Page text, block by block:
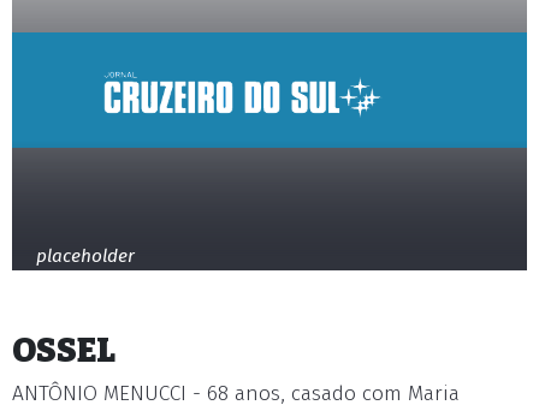
placeholder
OSSEL
ANTÔNIO MENUCCI - 68 anos, casado com Maria